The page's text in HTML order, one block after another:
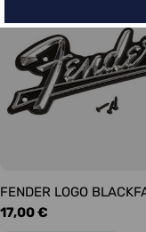
FENDER LOGO
Precio
17,00 €